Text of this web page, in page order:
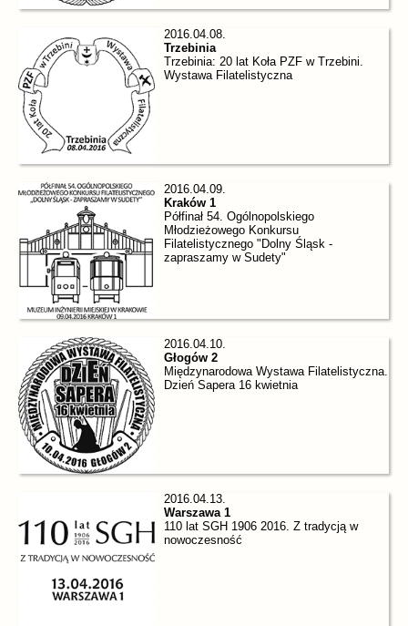
2016.04.08.
Trzebinia
Trzebinia: 20 lat Koła PZF w Trzebini.
Wystawa Filatelistyczna
2016.04.09.
Kraków 1
Półfinał 54. Ogólnopolskiego
Młodzieżowego Konkursu
Filatelistycznego "Dolny Śląsk -
zapraszamy w Sudety"
2016.04.10.
Głogów 2
Międzynarodowa Wystawa Filatelistyczna.
Dzień Sapera 16 kwietnia
2016.04.13.
Warszawa 1
110 lat SGH 1906 2016. Z tradycją w
nowoczesność